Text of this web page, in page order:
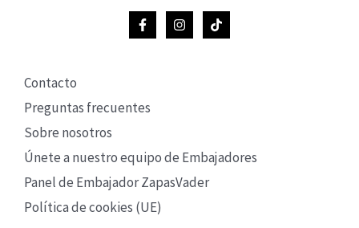
Contacto
Preguntas frecuentes
Sobre nosotros
Únete a nuestro equipo de Embajadores
Panel de Embajador ZapasVader
Política de cookies (UE)